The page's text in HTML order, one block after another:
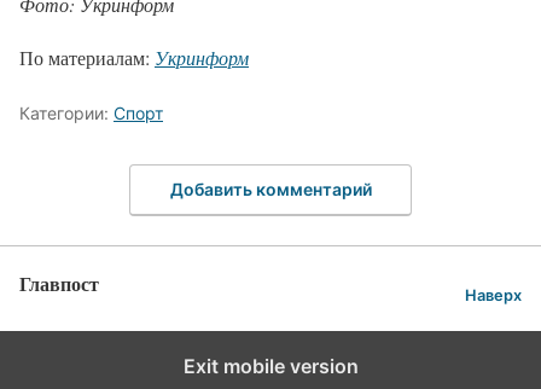
По материалам: Укринформ
Категории: Спорт
Добавить комментарий
Главпост Наверх
Exit mobile version